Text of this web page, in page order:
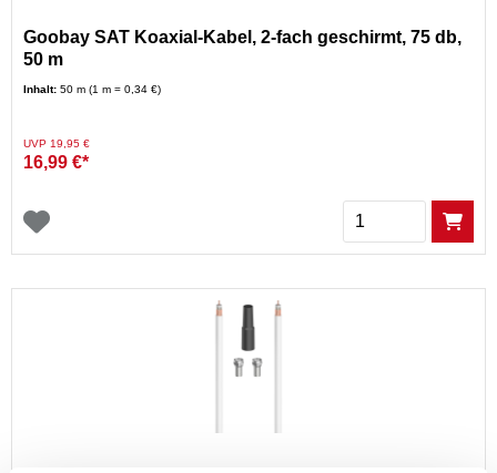
Goobay SAT Koaxial-Kabel, 2-fach geschirmt, 75 db,
50 m
Inhalt: 50 m (1 m = 0,34 €)
Preis reduziert von
UVP 19,95 €auf
16,99 €*
Menge